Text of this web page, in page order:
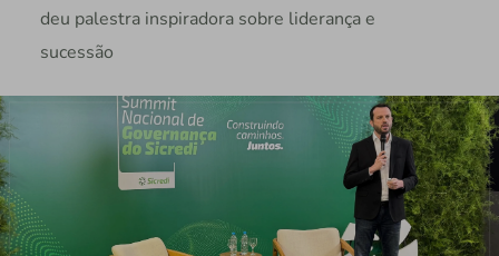
deu palestra inspiradora sobre liderança e
sucessão